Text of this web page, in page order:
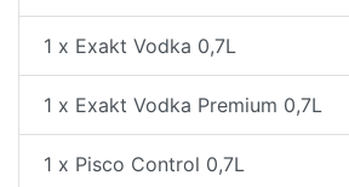
1 x Exakt Vodka 0,7L
1 x Exakt Vodka Premium 0,7L
1 x Pisco Control 0,7L